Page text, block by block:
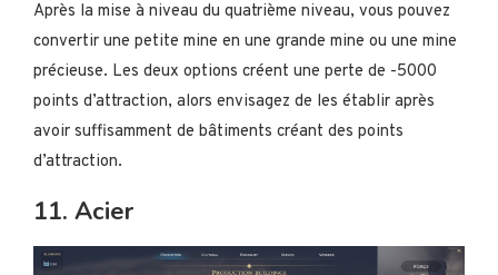
Après la mise à niveau du quatrième niveau, vous pouvez
convertir une petite mine en une grande mine ou une mine
précieuse. Les deux options créent une perte de -5000
points d’attraction, alors envisagez de les établir après
avoir suffisamment de bâtiments créant des points
d’attraction.
11. Acier